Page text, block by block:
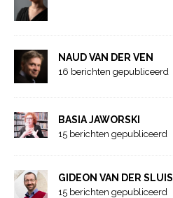
NAUD VAN DER VEN
16 berichten gepubliceerd
BASIA JAWORSKI
15 berichten gepubliceerd
GIDEON VAN DER SLUIS
15 berichten gepubliceerd